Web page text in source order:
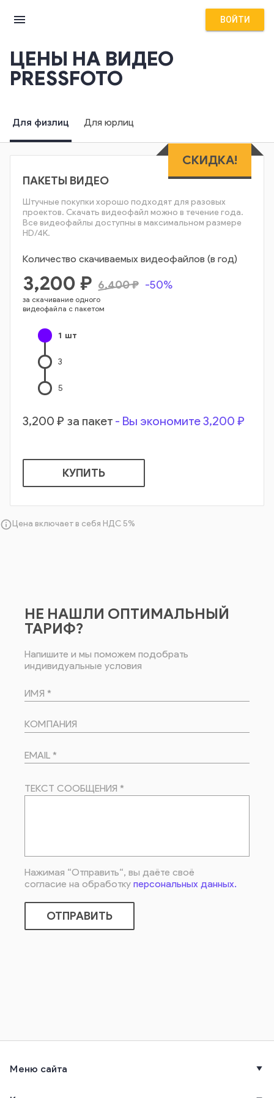
menu ВОЙТИ
ЦЕНЫ НА ВИДЕО
PRESSFOTO
Для физлиц Для юрлиц
ПАКЕТЫ ВИДЕО
СКИДКА!
Штучные покупки хорошо подходят для разовых
проектов. Скачать видеофайл можно в течение года.
Все видеофайлы доступны в максимальном размере
HD/4K.
Количество скачиваемых видеофайлов (в год)
3,200 ₽ 6,400₽ -50%
за скачивание одного
видеофайла с пакетом
1 шт
3
5
3,200 ₽ за пакет - Вы экономите3,200 ₽
КУПИТЬ
info_outlineЦена включает в себя НДС 5%
НЕ НАШЛИ ОПТИМАЛЬНЫЙ
ТАРИФ?
Напишите и мы поможем подобрать
индивидуальные условия
ИМЯ *
КОМПАНИЯ
EMAIL *
ТЕКСТ СООБЩЕНИЯ *
Нажимая “Отправить“, вы даёте своё
согласие на обработку персональных данных.
ОТПРАВИТЬ
Меню сайта play_arrow